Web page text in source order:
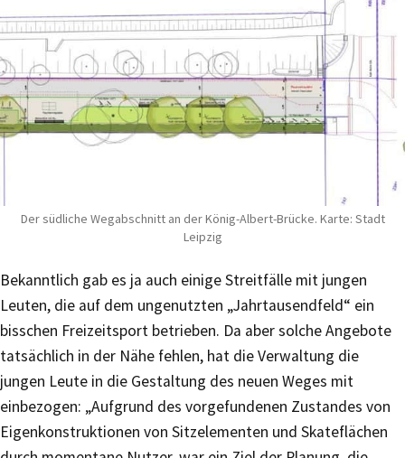
Der südliche Wegabschnitt an der König-Albert-Brücke. Karte: Stadt
Leipzig
Bekanntlich gab es ja auch einige Streitfälle mit jungen
Leuten, die auf dem ungenutzten „Jahrtausendfeld“ ein
bisschen Freizeitsport betrieben. Da aber solche Angebote
tatsächlich in der Nähe fehlen, hat die Verwaltung die
jungen Leute in die Gestaltung des neuen Weges mit
einbezogen: „Aufgrund des vorgefundenen Zustandes von
Eigenkonstruktionen von Sitzelementen und Skateflächen